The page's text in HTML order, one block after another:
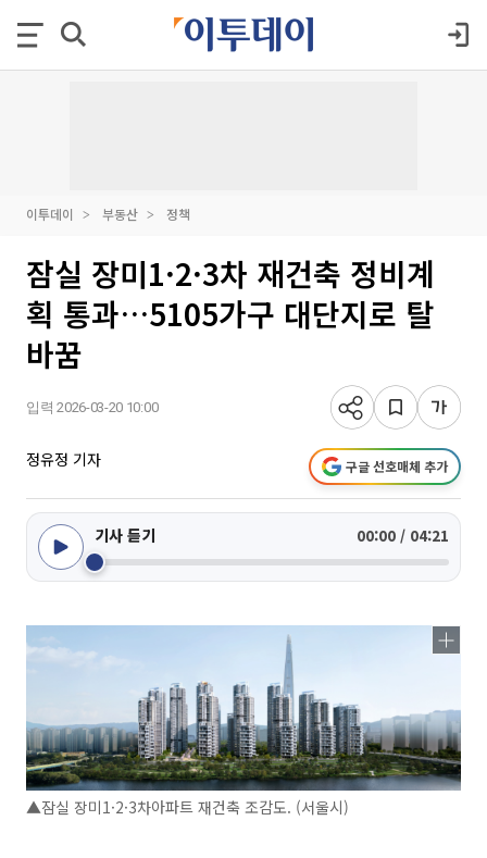
이투데이 부동산 정책
잠실 장미1·2·3차 재건축 정비계
획 통과…5105가구 대단지로 탈
바꿈
입력 2026-03-20 10:00
정유정 기자 구글 선호매체 추가
기사 듣기 00:00 / 04:21
▲잠실 장미1·2·3차아파트 재건축 조감도. (서울시)